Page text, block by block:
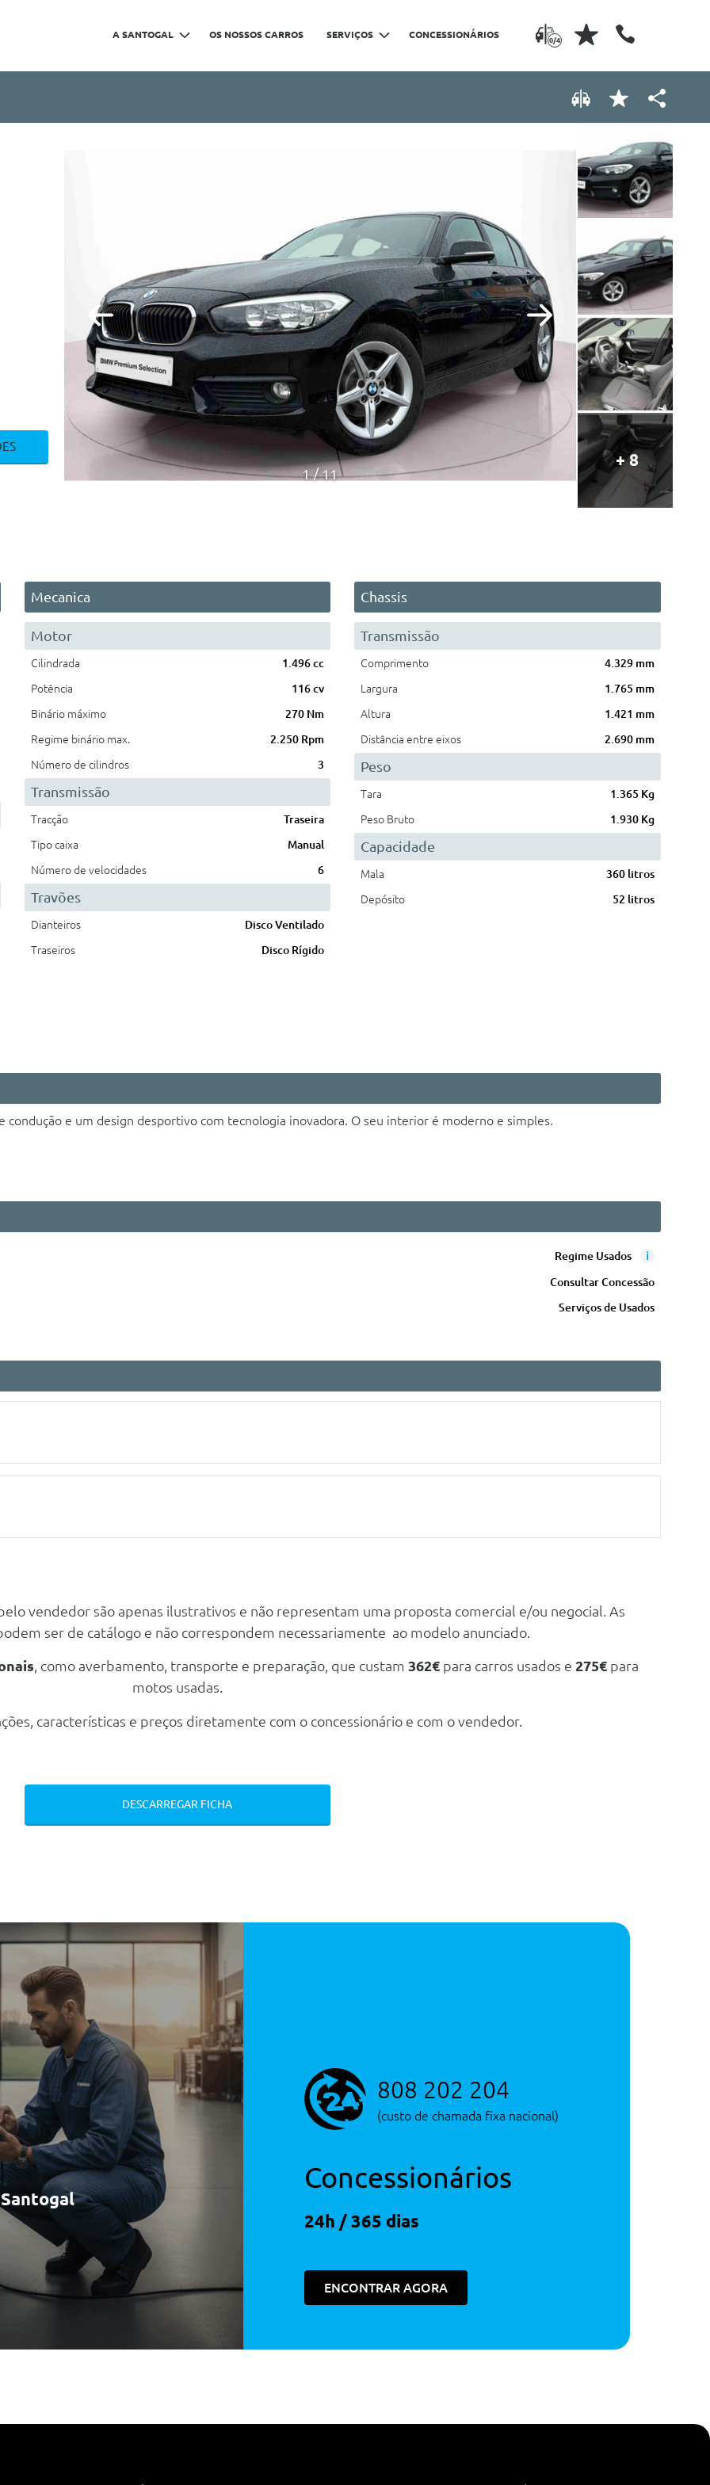
0/4
A SANTOGAL OS NOSSOS CARROS SERVIÇOS CONCESSIONÁRIOS
1 11
+ 8
Mecanica
Motor
Cilindrada
1.496 cc
Potência
116 cv
Binário máximo
270 Nm
Regime binário max.
2.250 Rpm
Número de cilindros
3
Transmissão
Tracção
Traseira
Tipo caixa
Manual
Número de velocidades
6
Travões
Dianteiros
Disco Ventilado
Traseiros
Disco Rígido
Chassis
Transmissão
Comprimento
4.329 mm
Largura
1.765 mm
Altura
1.421 mm
Distância entre eixos
2.690 mm
Peso
Tara
1.365 Kg
Peso Bruto
1.930 Kg
Capacidade
Mala
360 litros
Depósito
52 litros
condução e um design desportivo com tecnologia inovadora. O seu interior é moderno e simples.
Regime Usados i
Consultar Concessão
Serviços de Usados
E Inclinaçao
Da Altura E Inclinaçao Do Encosto Do Banco
Anti-Entalamento
A Frente E Atras P/ Absorver Impacto
vendedor são apenas ilustrativos e não representam uma proposta comercial e/ou negocial. As
ser de catálogo e não correspondem necessariamente ao modelo anunciado.
, como averbamento, transporte e preparação, que custam 362€para carros usados e 275€para
motos usadas.
características e preços diretamente com o concessionário e com o vendedor.
DESCARREGAR FICHA
808 202 204
(custo de chamada fixa nacional)
Concessionários
24h / 365 dias
ENCONTRAR AGORA